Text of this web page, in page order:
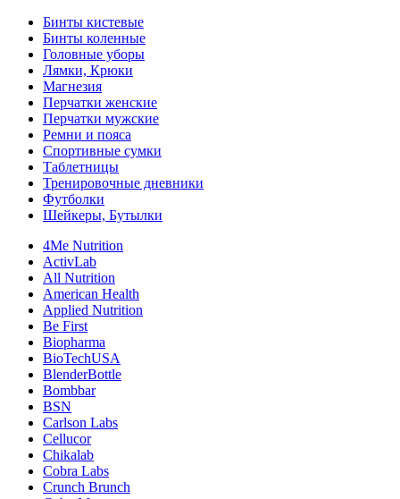
Бинты кистевые
Бинты коленные
Головные уборы
Лямки, Крюки
Магнезия
Перчатки женские
Перчатки мужские
Ремни и пояса
Спортивные сумки
Таблетницы
Тренировочные дневники
Футболки
Шейкеры, Бутылки
4Me Nutrition
ActivLab
All Nutrition
American Health
Applied Nutrition
Be First
Biopharma
BioTechUSA
BlenderBottle
Bombbar
BSN
Carlson Labs
Cellucor
Chikalab
Cobra Labs
Crunch Brunch